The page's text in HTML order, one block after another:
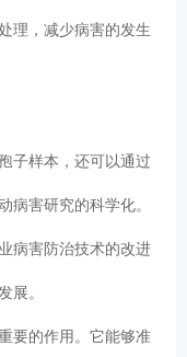
理，减少病害的发生
子样本，还可以通过
病害研究的科学化。
病害防治技术的改进
展。
要的作用。它能够准